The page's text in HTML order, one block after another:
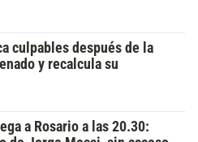
culpables después de la
y recalcula su
a Rosario a las 20.30: